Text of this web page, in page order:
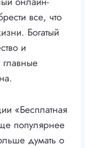
все, что
Богатый
и
«Бесплатная
популярнее
думать о